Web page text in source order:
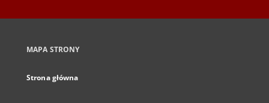
MAPA STRONY
Strona główna